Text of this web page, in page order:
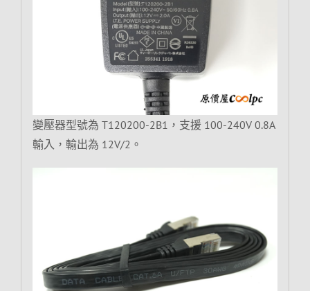
變壓器型號為 T120200-2B1，支援 100-240V 0.8A
輸入，輸出為 12V/2。